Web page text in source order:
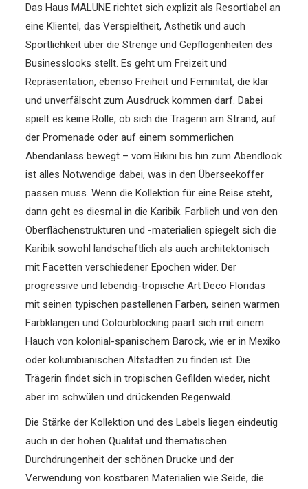
Das Haus MALUNE richtet sich explizit als Resortlabel an
eine Klientel, das Verspieltheit, Ästhetik und auch
Sportlichkeit über die Strenge und Gepflogenheiten des
Businesslooks stellt. Es geht um Freizeit und
Repräsentation, ebenso Freiheit und Feminität, die klar
und unverfälscht zum Ausdruck kommen darf. Dabei
spielt es keine Rolle, ob sich die Trägerin am Strand, auf
der Promenade oder auf einem sommerlichen
Abendanlass bewegt – vom Bikini bis hin zum Abendlook
ist alles Notwendige dabei, was in den Überseekoffer
passen muss. Wenn die Kollektion für eine Reise steht,
dann geht es diesmal in die Karibik. Farblich und von den
Oberflächenstrukturen und -materialien spiegelt sich die
Karibik sowohl landschaftlich als auch architektonisch
mit Facetten verschiedener Epochen wider. Der
progressive und lebendig-tropische Art Deco Floridas
mit seinen typischen pastellenen Farben, seinen warmen
Farbklängen und Colourblocking paart sich mit einem
Hauch von kolonial-spanischem Barock, wie er in Mexiko
oder kolumbianischen Altstädten zu finden ist. Die
Trägerin findet sich in tropischen Gefilden wieder, nicht
aber im schwülen und drückenden Regenwald.
Die Stärke der Kollektion und des Labels liegen eindeutig
auch in der hohen Qualität und thematischen
Durchdrungenheit der schönen Drucke und der
Verwendung von kostbaren Materialien wie Seide, die